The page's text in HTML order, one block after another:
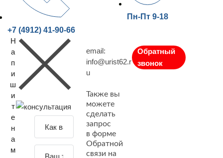
+7 (4912) 41-90-66
Пн-Пт 9-18
Н
а
п
и
ш
и
т
е
н
а
м
email:
info@urist62.r
u
Также вы
можете
сделать
запрос
в форме
Обратной
связи на
Обратный
звонок